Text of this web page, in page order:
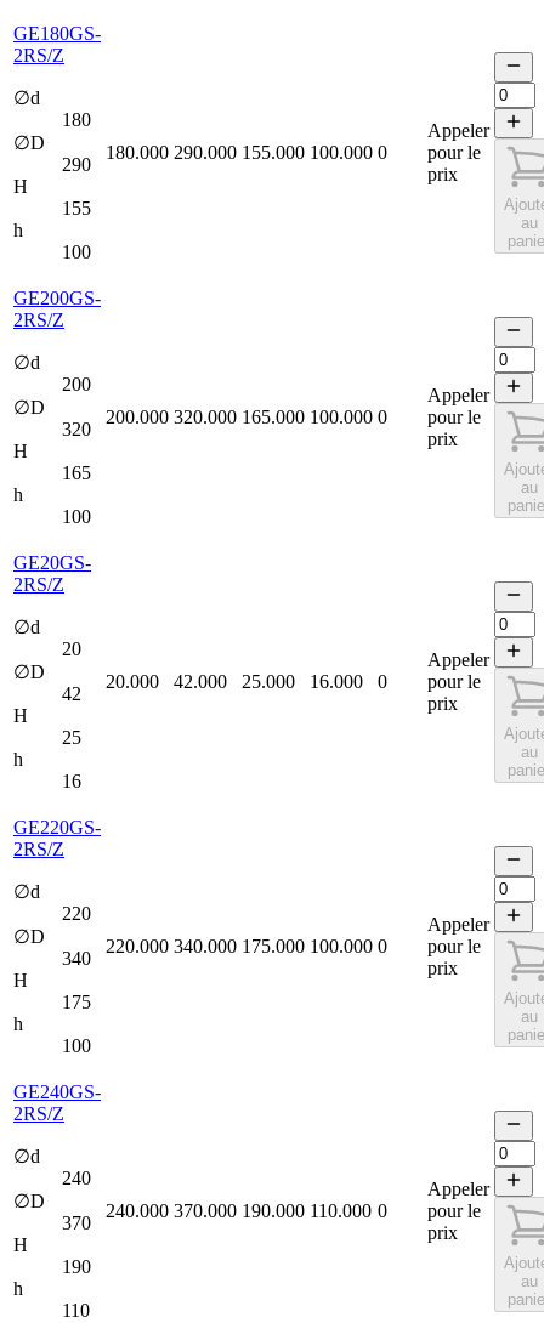
GE180GS-
2RS/Z
∅d
180
∅D
290
H
155
h
100
180.000 290.000 155.000 100.000 0
Appeler
pour le
prix
au
GE200GS-
2RS/Z
∅d
200
∅D
320
H
165
h
100
200.000 320.000 165.000 100.000 0
Appeler
pour le
prix
au
GE20GS-
2RS/Z
∅d
20
∅D
42
H
25
h
16
20.000 42.000 25.000 16.000 0
Appeler
pour le
prix
au
GE220GS-
2RS/Z
∅d
220
∅D
340
H
175
h
100
220.000 340.000 175.000 100.000 0
Appeler
pour le
prix
au
GE240GS-
2RS/Z
∅d
240
∅D
370
H
190
h
110
240.000 370.000 190.000 110.000 0
Appeler
pour le
prix
au